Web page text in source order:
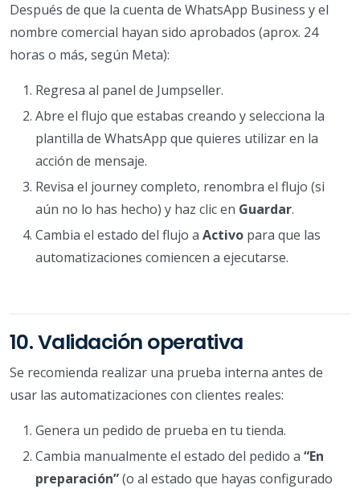
Después de que la cuenta de WhatsApp Business y el
nombre comercial hayan sido aprobados (aprox. 24
horas o más, según Meta):
Regresa al panel de Jumpseller.
Abre el flujo que estabas creando y selecciona la
plantilla de WhatsApp que quieres utilizar en la
acción de mensaje.
Revisa el journey completo, renombra el flujo (si
aún no lo has hecho) y haz clic en Guardar.
Cambia el estado del flujo a Activo para que las
automatizaciones comiencen a ejecutarse.
10. Validación operativa
Se recomienda realizar una prueba interna antes de
usar las automatizaciones con clientes reales:
Genera un pedido de prueba en tu tienda.
Cambia manualmente el estado del pedido a “En
preparación”(o al estado que hayas configurado